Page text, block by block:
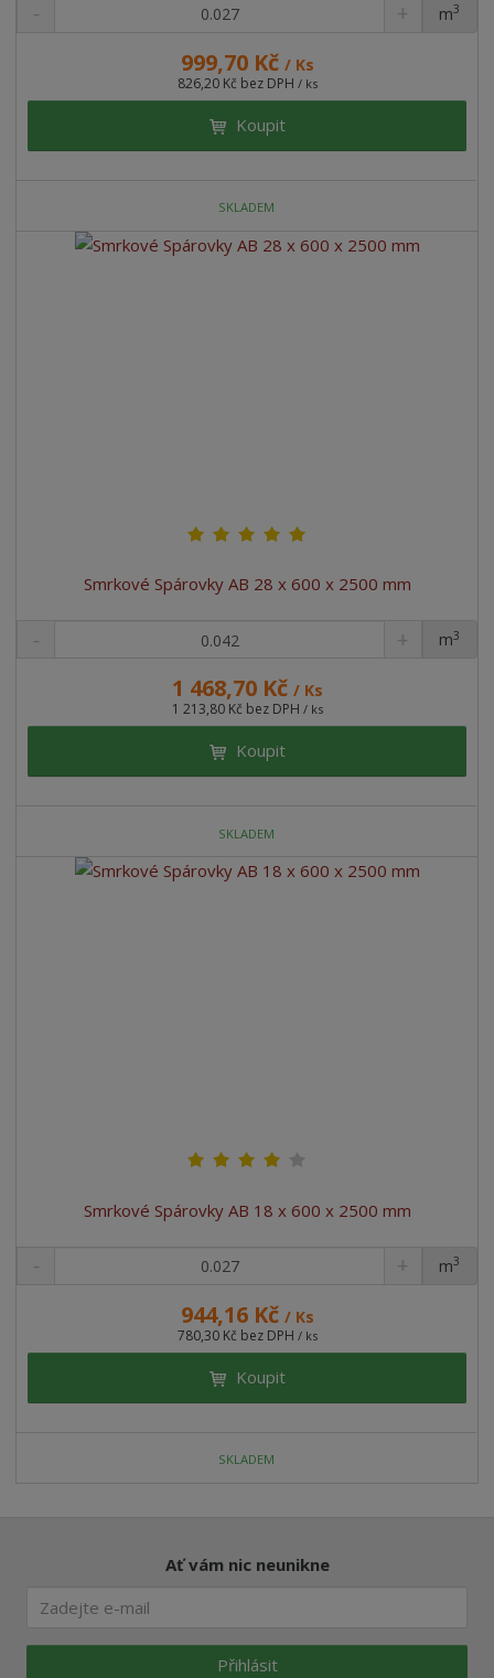
999,70 Kč / Ks
826,20 Kč bez DPH / ks
ks
m3
Koupit
SKLADEM
Smrkové Spárovky AB 28 x 600 x 2500 mm
1 468,70 Kč / Ks
1 213,80 Kč bez DPH / ks
ks
m3
Koupit
SKLADEM
Smrkové Spárovky AB 18 x 600 x 2500 mm
944,16 Kč / Ks
780,30 Kč bez DPH / ks
ks
m3
Koupit
SKLADEM
Ať vám nic neunikne
Přihlásit